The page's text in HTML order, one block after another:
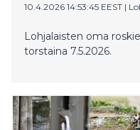
10.4.2026 14:53:45 EEST |
Lohjalaisten oma
torstaina 7.5.2026.